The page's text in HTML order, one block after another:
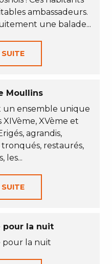
ambassadeurs.
une balade...
Moullins
un ensemble unique
XVème et
agrandis,
restaurés,
les...
pour la nuit
pour la nuit